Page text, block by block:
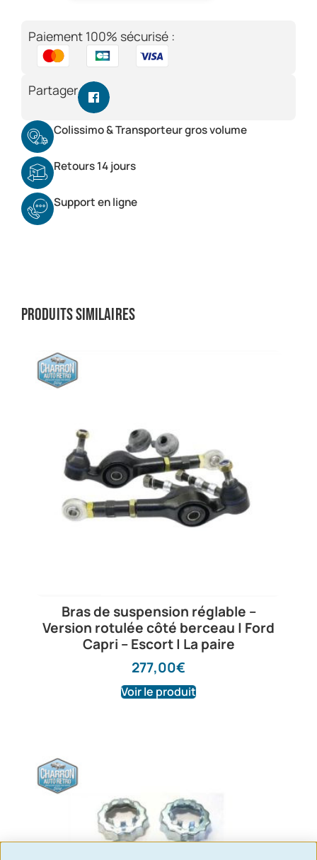
Paiement 100% sécurisé :
Partager
Colissimo & Transporteur gros volume
Retours 14 jours
Support en ligne
Produits similaires
Bras de suspension réglable –
Version rotulée côté berceau | Ford
Capri – Escort | La paire
277,00€
Voir le produit